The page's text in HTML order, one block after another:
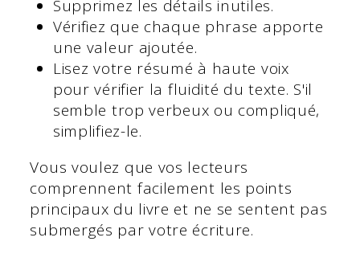
Supprimez les détails inutiles.
Vérifiez que chaque phrase apporte
une valeur ajoutée.
Lisez votre résumé à haute voix
pour vérifier la fluidité du texte. S'il
semble trop verbeux ou compliqué,
simplifiez-le.
Vous voulez que vos lecteurs
comprennent facilement les points
principaux du livre et ne se sentent pas
submergés par votre écriture.